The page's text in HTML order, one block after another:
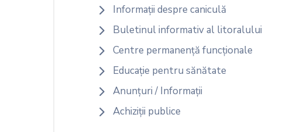
Informații despre caniculă
Buletinul informativ al litoralului
Centre permanență funcționale
Educație pentru sănătate
Anunțuri / Informații
Achiziții publice